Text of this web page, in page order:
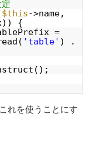
$this->name,
{
=
'table' ) .
れを使うことにす